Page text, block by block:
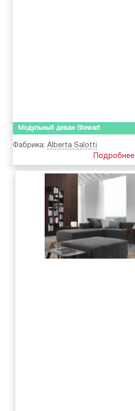
Модульный диван Stewart
Фабрика: Alberta Salotti
Подробнее